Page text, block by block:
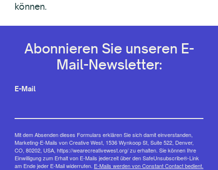
können.
Abonnieren Sie unseren E-
Mail-Newsletter:
E-Mail
Mit dem Absenden dieses Formulars erklären Sie sich damit einverstanden,
Marketing-E-Mails von Creative West, 1536 Wynkoop St, Suite 522, Denver,
CO, 80202, USA, https://wearecreativewest.org/ zu erhalten. Sie können Ihre
Einwilligung zum Erhalt von E-Mails jederzeit über den SafeUnsubscribe®-Link
am Ende jeder E-Mail widerrufen. E-Mails werden von Constant Contact bedient.